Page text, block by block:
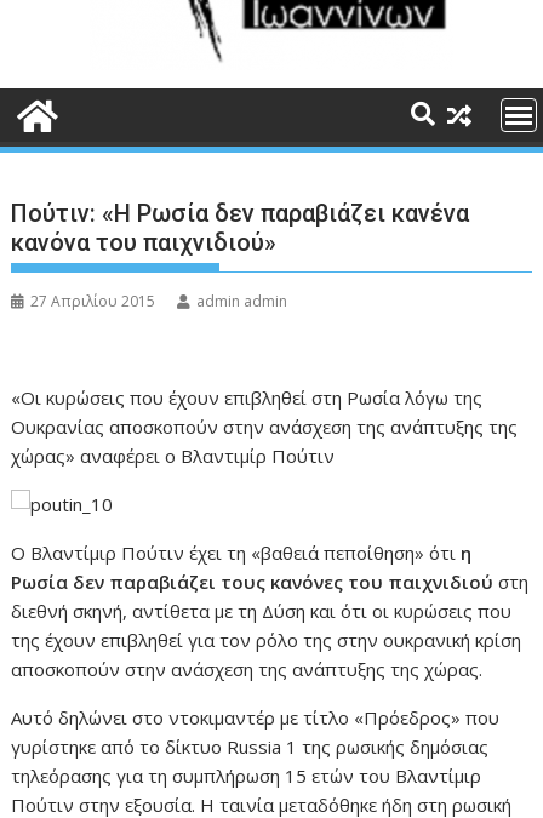
Πούτιν: «Η Ρωσία δεν παραβιάζει κανένα
κανόνα του παιχνιδιού»
27 Απριλίου 2015 admin admin
«Οι κυρώσεις που έχουν επιβληθεί στη Ρωσία λόγω της
Ουκρανίας αποσκοπούν στην ανάσχεση της ανάπτυξης της
χώρας» αναφέρει ο Βλαντιμίρ Πούτιν
Ο Βλαντίμιρ Πούτιν έχει τη «βαθειά πεποίθηση» ότι η
Ρωσία δεν παραβιάζει τους κανόνες του παιχνιδιού στη
διεθνή σκηνή, αντίθετα με τη Δύση και ότι οι κυρώσεις που
της έχουν επιβληθεί για τον ρόλο της στην ουκρανική κρίση
αποσκοπούν στην ανάσχεση της ανάπτυξης της χώρας.
Αυτό δηλώνει στο ντοκιμαντέρ με τίτλο «Πρόεδρος» που
γυρίστηκε από το δίκτυο Russia 1 της ρωσικής δημόσιας
τηλεόρασης για τη συμπλήρωση 15 ετών του Βλαντίμιρ
Πούτιν στην εξουσία. Η ταινία μεταδόθηκε ήδη στη ρωσική